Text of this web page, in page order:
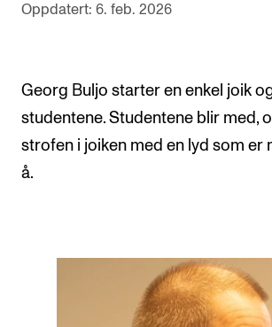
AKTUELT
Arrangementer
Oppdatert: 6. feb. 2026
Georg Buljo starter en enkel joik
studentene. Studentene blir med,
strofen i joiken med en lyd som er
å.